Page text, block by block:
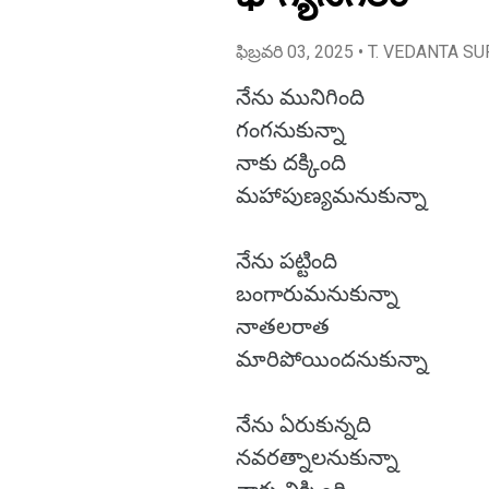
ఫిబ్రవరి 03, 2025 • T. VEDANTA
నేను మునిగింది
గంగనుకున్నా
నాకు దక్కింది
మహాపుణ్యమనుకున్నా
నేను పట్టింది
బంగారుమనుకున్నా
నాతలరాత
మారిపోయిందనుకున్నా
నేను ఏరుకున్నది
నవరత్నాలనుకున్నా